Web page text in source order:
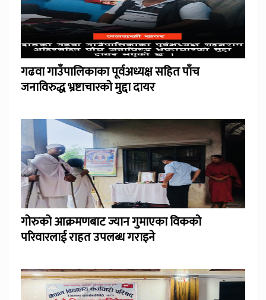
गढवा गाउँपालिकाका पूर्वअध्यक्ष सहित पाँच
जनाविरुद्ध भ्रष्टाचारको मुद्दा दायर
गोरुको आक्रमणबाट ज्यान गुमाएका विकको
परिवारलाई राहत उपलब्ध गराइने